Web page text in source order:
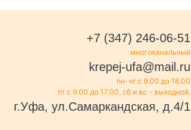
+7 (347) 246-06-51
многоканальный
krepej-ufa@mail.ru
пн-чт с 9.00 до 18.00
пт с 9.00 до 17.00, сб и вс - выходной.
г.Уфа, ул.Самаркандская, д.4/1